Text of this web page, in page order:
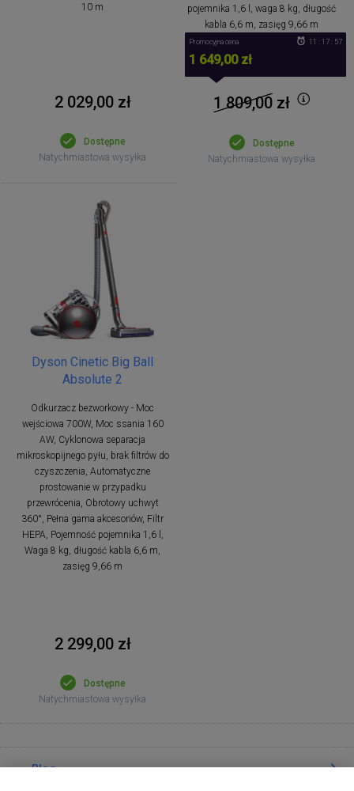
10 m
2 029,00 zł
Dostępne
Natychmiastowa wysyłka
pojemnika 1,6 l, waga 8 kg, długość
kabla 6,6 m, zasięg 9,66 m
Promocyjna cena
1 649,00 zł
11 : 17 : 57
1 809,00zł
Dostępne
Natychmiastowa wysyłka
Dyson Cinetic Big Ball
Absolute 2
Odkurzacz bezworkowy - Moc
wejściowa 700W, Moc ssania 160
AW, Cyklonowa separacja
mikroskopijnego pyłu, brak filtrów do
czyszczenia, Automatyczne
prostowanie w przypadku
przewrócenia, Obrotowy uchwyt
360°, Pełna gama akcesoriów, Filtr
HEPA, Pojemność pojemnika 1,6 l,
Waga 8 kg, długość kabla 6,6 m,
zasięg 9,66 m
2 299,00 zł
Dostępne
Natychmiastowa wysyłka
Blog